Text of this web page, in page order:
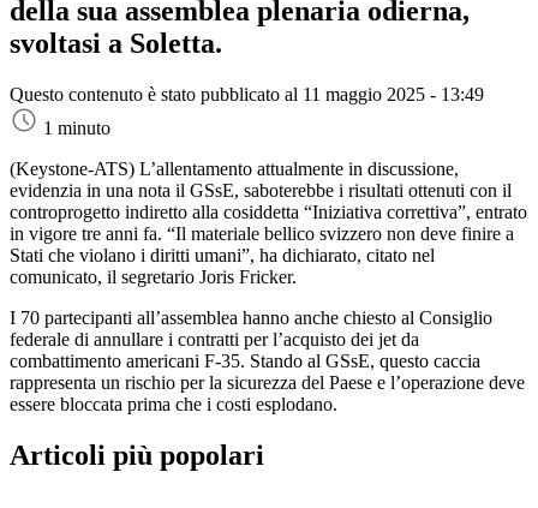
della sua assemblea plenaria odierna,
svoltasi a Soletta.
Questo contenuto è stato pubblicato al 11 maggio 2025 - 13:49
1 minuto
(Keystone-ATS) L’allentamento attualmente in discussione,
evidenzia in una nota il GSsE, saboterebbe i risultati ottenuti con il
controprogetto indiretto alla cosiddetta “Iniziativa correttiva”, entrato
in vigore tre anni fa. “Il materiale bellico svizzero non deve finire a
Stati che violano i diritti umani”, ha dichiarato, citato nel
comunicato, il segretario Joris Fricker.
I 70 partecipanti all’assemblea hanno anche chiesto al Consiglio
federale di annullare i contratti per l’acquisto dei jet da
combattimento americani F-35. Stando al GSsE, questo caccia
rappresenta un rischio per la sicurezza del Paese e l’operazione deve
essere bloccata prima che i costi esplodano.
Articoli più popolari